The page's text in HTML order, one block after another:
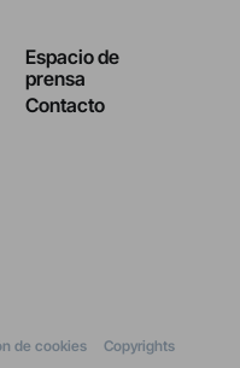
Espacio de
prensa
Contacto
de cookies Copyrights